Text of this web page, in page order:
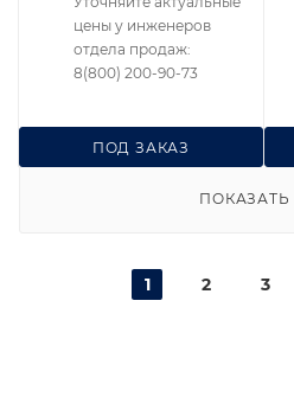
ПОД ЗАКАЗ
цены у инженеров
отдела продаж:
8(800) 200-90-73
1 2 3